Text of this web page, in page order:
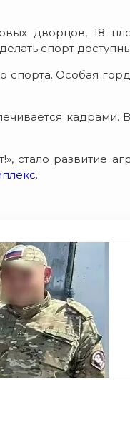
дворцов, 18
спорт
спорта. Особая
кадрами.
стало развитие
.